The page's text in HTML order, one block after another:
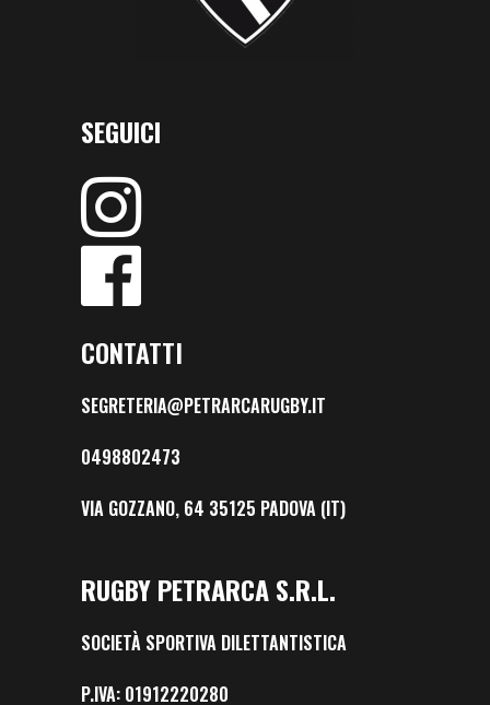
SEGUICI
CONTATTI
SEGRETERIA@PETRARCARUGBY.IT
0498802473
VIA GOZZANO, 64 35125 PADOVA (IT)
RUGBY PETRARCA S.R.L.
SOCIETÀ SPORTIVA DILETTANTISTICA
P.IVA: 01912220280